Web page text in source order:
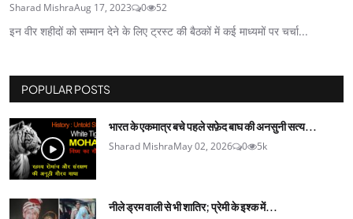
Sharad MishraAug 17, 2023 0 52
इन वीर शहीदों को सम्मान देने के लिए ट्रस्ट की बैठकों में कई माध्यमों पर चर्चा...
POPULAR POSTS
भारत के एकमात्र बचे पहले सफ़ेद बाघ की अनसुनी सत्य...
Sharad MishraMay 02, 2026 0 5k
नीले ड्रम वाली से भी शातिर; प्रेमी के इश्‍क में...